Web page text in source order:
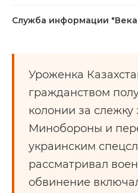
КУЛЬТУРА
НОВОСТИ
Служба информации
Уроженка
гражданством
колонии за слежку
Минобороны и
украинским
рассматривал
обвинение